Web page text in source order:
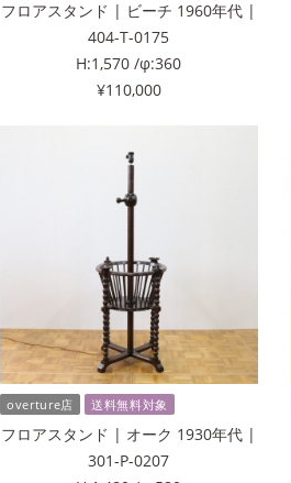
フロアスタンド | ビーチ 1960年代 |
404-T-0175
H:1,570 /φ:360
¥110,000
overture店 送料無料対象
フロアスタンド | オーク 1930年代 |
301-P-0207